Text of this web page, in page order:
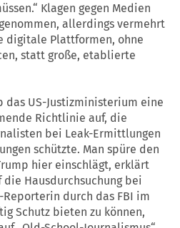
Klagen gegen Medien
allerdings vermehrt
digitale Plattformen, ohne
statt große, etablierte
das US-Justizministerium eine
Richtlinie auf, die
bei Leak-Ermittlungen
schützte. Man spüre den
hier einschlägt, erklärt
die Hausdurchsuchung bei
Reporterin durch das FBI im
Schutz bieten zu können,